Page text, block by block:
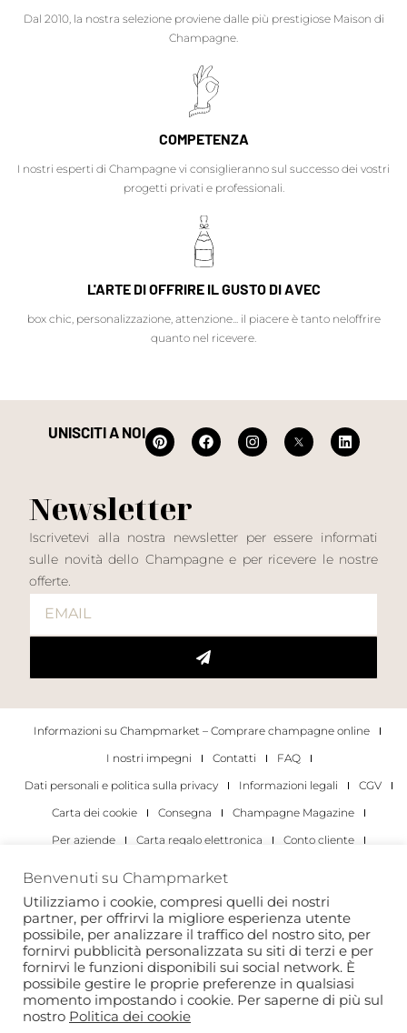
Dal 2010, la nostra selezione proviene dalle più prestigiose Maison di
Champagne.
COMPETENZA
I nostri esperti di Champagne vi consiglieranno sul successo dei vostri
progetti privati e professionali.
L'ARTE DI OFFRIRE IL GUSTO DI AVEC
box chic, personalizzazione, attenzione... il piacere è tanto neloffrire
quanto nel ricevere.
UNISCITI A NOI
Newsletter
Iscrivetevi alla nostra newsletter per essere informati
sulle novità dello Champagne e per ricevere le nostre
offerte.
Informazioni su Champmarket – Comprare champagne online
I nostri impegni
Contatti
FAQ
Dati personali e politica sulla privacy
Informazioni legali
CGV
Carta dei cookie
Consegna
Champagne Magazine
Per aziende
Carta regalo elettronica
Conto cliente
Per gli individui
Per le aziende
Copyright 2022 © tutti i diritti riservati. Champmarket.
Benvenuti su Champmarket
Utilizziamo i cookie, compresi quelli dei nostri
partner, per offrirvi la migliore esperienza utente
possibile, per analizzare il traffico del nostro sito, per
fornirvi pubblicità personalizzata su siti di terzi e per
fornirvi le funzioni disponibili sui social network. È
possibile gestire le proprie preferenze in qualsiasi
momento impostando i cookie. Per saperne di più sul
nostro Politica dei cookie